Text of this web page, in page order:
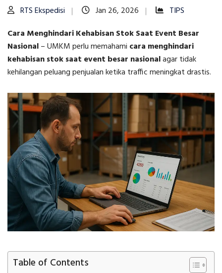
RTS Ekspedisi Jan 26, 2026
TIPS
Cara Menghindari Kehabisan Stok Saat Event Besar
Nasional–UMKM perlu memahami cara menghindari
kehabisan stok saat event besar nasionalagar tidak
kehilangan peluang penjualan ketika traffic meningkat drastis.
Table of Contents